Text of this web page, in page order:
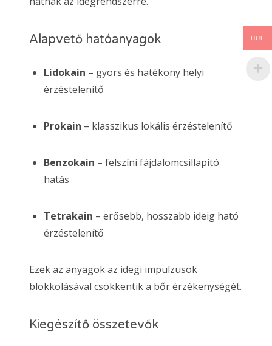
Alapvető hatóanyagok
Lidokain – gyors és hatékony helyi
érzéstelenítő
Prokain – klasszikus lokális érzéstelenítő
Benzokain – felszíni fájdalomcsillapító
hatás
Tetrakain – erősebb, hosszabb ideig ható
érzéstelenítő
Ezek az anyagok az idegi impulzusok
blokkolásával csökkentik a bőr érzékenységét.
Kiegészítő összetevők
HUF